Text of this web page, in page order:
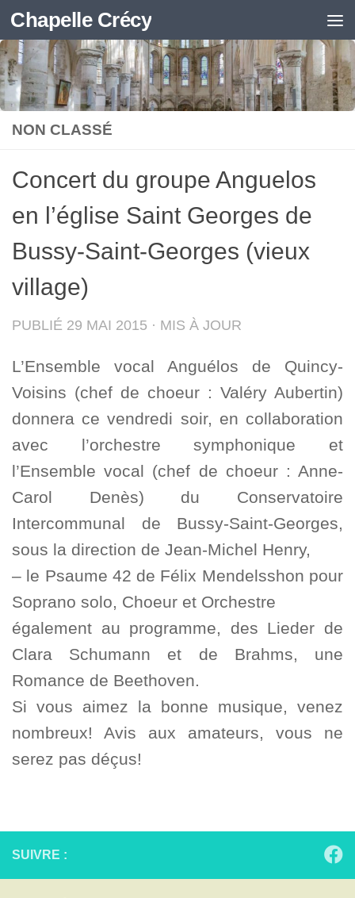
Skip to content
Chapelle Crécy
NON CLASSÉ
Concert du groupe Anguelos
en l’église Saint Georges de
Bussy-Saint-Georges (vieux
village)
PUBLIÉ 29 MAI 2015 · MIS À JOUR
L’Ensemble vocal Anguélos de Quincy-
Voisins (chef de choeur : Valéry Aubertin)
donnera ce vendredi soir, en collaboration
avec l’orchestre symphonique et
l’Ensemble vocal (chef de choeur : Anne-
Carol Denès) du Conservatoire
Intercommunal de Bussy-Saint-Georges,
sous la direction de Jean-Michel Henry,
– le Psaume 42 de Félix Mendelsshon pour
Soprano solo, Choeur et Orchestre
également au programme, des Lieder de
Clara Schumann et de Brahms, une
Romance de Beethoven.
Si vous aimez la bonne musique, venez
nombreux! Avis aux amateurs, vous ne
serez pas déçus!
SUIVRE :